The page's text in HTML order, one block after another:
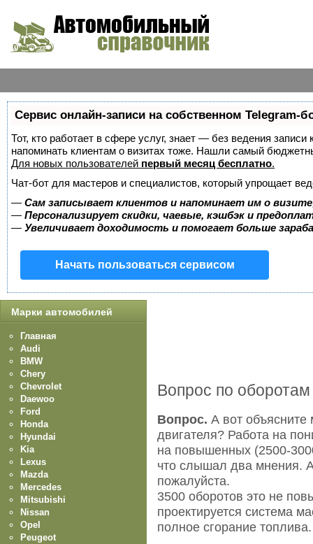
Сервис онлайн-записи на собственном Telegram-
Тот, кто работает в сфере услуг, знает — без ведения
напоминать клиентам о визитах тоже. Нашли самый
Для новых пользователей первый месяц бесплатно.
Чат-бот для мастеров и специалистов, который упрощает
— Сам записывает клиентов и напоминает им о
— Персонализирует скидки, чаевые, кэшбэк и
— Увеличивает доходимость и помогает больше
Начать пользоваться сервисом
Вопрос по оборотам
Вопрос. А вот
двигателя? Работа на
на повышенных (2500-
что слышал два мнения. А
пожалуйста.
3500 оборотов это не
проектируется система
полное сгорание топлива.
Марки автомобилей
Главная
Audi
BMW
Chery
Chevrolet
Daewoo
Ford
Honda
Hyundai
Kia
Lexus
Mazda
Mercedes
Mitsubishi
Nissan
Opel
Peugeot